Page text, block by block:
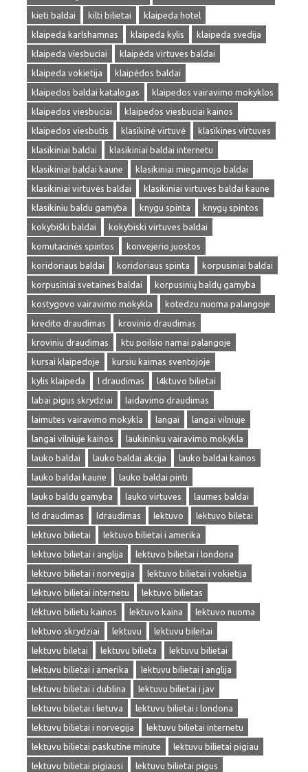
kieti baldai
kilti bilietai
klaipeda hotel
klaipeda karlshamnas
klaipeda kylis
klaipeda svedija
klaipeda viesbuciai
klaipėda virtuves baldai
klaipeda vokietija
klaipėdos baldai
klaipedos baldai katalogas
klaipedos vairavimo mokyklos
klaipedos viesbuciai
klaipedos viesbuciai kainos
klaipedos viesbutis
klasikinė virtuvė
klasikines virtuves
klasikiniai baldai
klasikiniai baldai internetu
klasikiniai baldai kaune
klasikiniai miegamojo baldai
klasikiniai virtuvės baldai
klasikiniai virtuves baldai kaune
klasikiniu baldu gamyba
knygu spinta
knygų spintos
kokybiški baldai
kokybiski virtuves baldai
komutacinės spintos
konvejerio juostos
koridoriaus baldai
koridoriaus spinta
korpusiniai baldai
korpusiniai svetaines baldai
korpusinių baldų gamyba
kostygovo vairavimo mokykla
kotedzu nuoma palangoje
kredito draudimas
krovinio draudimas
kroviniu draudimas
ktu poilsio namai palangoje
kursai klaipedoje
kursiu kaimas sventojoje
kylis klaipeda
l draudimas
l4ktuvo bilietai
labai pigus skrydziai
laidavimo draudimas
laimutes vairavimo mokykla
langai
langai vilniuje
langai vilniuje kainos
laukininku vairavimo mokykla
lauko baldai
lauko baldai akcija
lauko baldai kainos
lauko baldai kaune
lauko baldai pinti
lauko baldu gamyba
lauko virtuves
laumes baldai
ld draudimas
ldraudimas lektuvo
lektuvo biletai
lektuvo bilietai
lektuvo bilietai i amerika
lektuvo bilietai i anglija
lektuvo bilietai i londona
lektuvo bilietai i norvegija
lektuvo bilietai i vokietija
lėktuvo bilietai internetu
lektuvo bilietas
lėktuvo bilietu kainos
lektuvo kaina
lektuvo nuoma
lektuvo skrydziai
lektuvu
lektuvu bileitai
lektuvu biletai
lektuvu bilieta
lektuvu bilietai
lektuvu bilietai i amerika
lektuvu bilietai i anglija
lektuvu bilietai i dublina
lektuvu bilietai i jav
lektuvu bilietai i lietuva
lektuvu bilietai i londona
lektuvu bilietai i norvegija
lektuvu bilietai internetu
lektuvu bilietai paskutine minute
lektuvu bilietai pigiau
lektuvu bilietai pigiausi
lektuvu bilietai pigus